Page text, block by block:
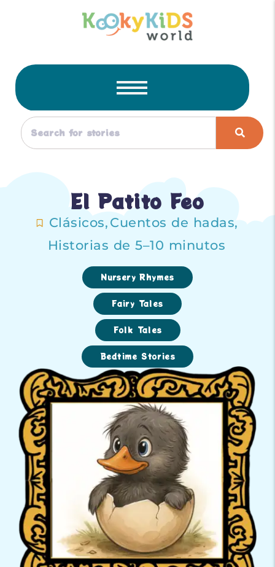
El Patito Feo
Clásicos, Cuentos de hadas,
Historias de 5–10 minutos
Nursery Rhymes
Fairy Tales
Folk Tales
Bedtime Stories